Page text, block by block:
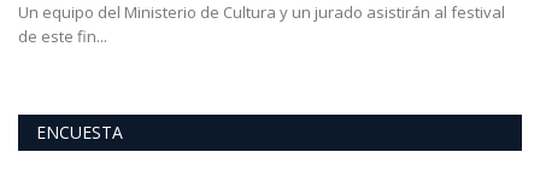
Un equipo del Ministerio de Cultura y un jurado asistirán al festival
de este fin...
ENCUESTA